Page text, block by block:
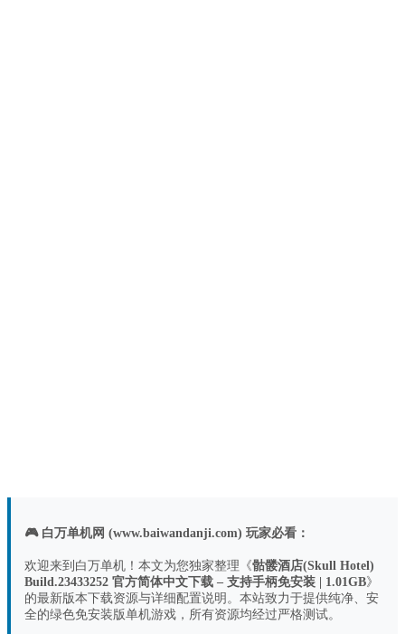
🎮 白万单机网 (www.baiwandanji.com) 玩家必看：
欢迎来到白万单机！本文为您独家整理《骷髅酒店(Skull Hotel)
Build.23433252 官方简体中文下载 – 支持手柄免安装 | 1.01GB》
的最新版本下载资源与详细配置说明。本站致力于提供纯净、安
全的绿色免安装版单机游戏，所有资源均经过严格测试。